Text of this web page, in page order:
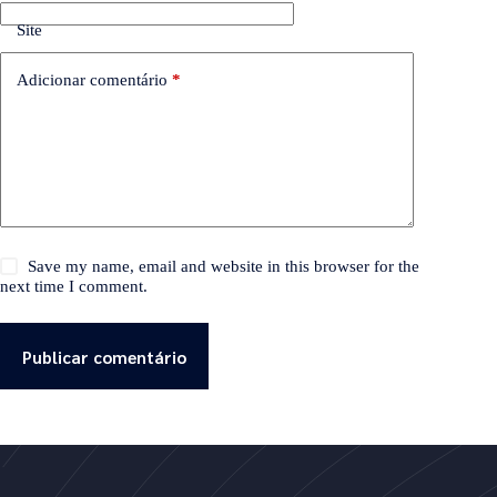
Site
Adicionar comentário *
Save my name, email and website in this browser for the
next time I comment.
Publicar comentário